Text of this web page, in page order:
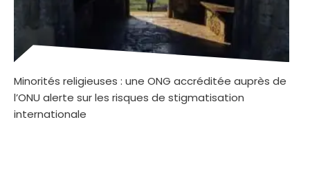
Minorités religieuses : une ONG accréditée auprès de
l’ONU alerte sur les risques de stigmatisation
internationale